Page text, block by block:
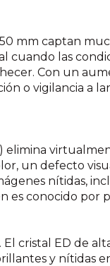
mm captan
cuando las
Con un
o vigilancia a
elimina
un defecto
nítidas,
es conocido por
El cristal ED de
y nítidas